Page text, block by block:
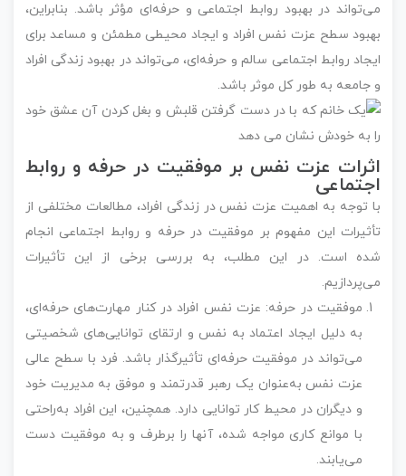
می‌تواند در بهبود روابط اجتماعی و حرفه‌ای مؤثر باشد. بنابراین،
بهبود سطح عزت نفس افراد و ایجاد محیطی مطمئن و مساعد برای
ایجاد روابط اجتماعی سالم و حرفه‌ای، می‌تواند در بهبود زندگی افراد
و جامعه به طور کل موثر باشد.
اثرات عزت نفس بر موفقیت در حرفه و روابط
اجتماعی
با توجه به اهمیت عزت نفس در زندگی افراد، مطالعات مختلفی از
تأثیرات این مفهوم بر موفقیت در حرفه و روابط اجتماعی انجام
شده است. در این مطلب، به بررسی برخی از این تأثیرات
می‌پردازیم.
موفقیت در حرفه: عزت نفس افراد در کنار مهارت‌های حرفه‌ای،
به دلیل ایجاد اعتماد به نفس و ارتقای توانایی‌های شخصیتی
می‌تواند در موفقیت حرفه‌ای تأثیرگذار باشد. فرد با سطح عالی
عزت نفس به‌عنوان یک رهبر قدرتمند و موفق به مدیریت خود
و دیگران در محیط کار توانایی دارد. همچنین، این افراد به‌راحتی
با موانع کاری مواجه شده، آنها را برطرف و به موفقیت دست
می‌یابند.